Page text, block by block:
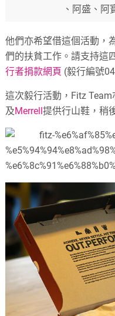
、阿盛、阿
他們亦希望借這個活動，
們的扶貧工作。請支持這
行者捐款網頁 (毅行編號
這次毅行活動，Fitz Team
及Merrell提供行山鞋，稍